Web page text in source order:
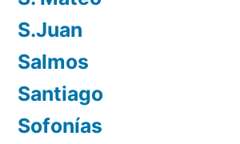
S.Juan
Salmos
Santiago
Sofonías